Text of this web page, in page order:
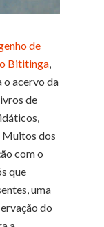
de
Bititinga,
o acervo da
de
Muitos dos
com o
que
uma
do